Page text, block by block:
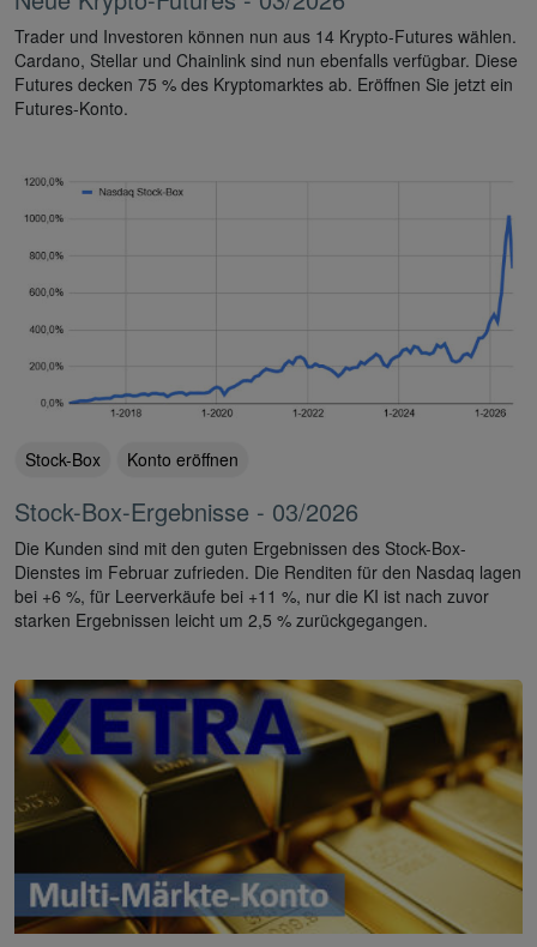
Trader und Investoren können nun aus 14 Krypto-Futures wählen.
Cardano, Stellar und Chainlink sind nun ebenfalls verfügbar. Diese
Futures decken 75 % des Kryptomarktes ab. Eröffnen Sie jetzt ein
Futures-Konto.
Stock-Box Konto eröffnen
Stock-Box-Ergebnisse - 03/2026
Die Kunden sind mit den guten Ergebnissen des Stock-Box-
Dienstes im Februar zufrieden. Die Renditen für den Nasdaq lagen
bei +6 %, für Leerverkäufe bei +11 %, nur die KI ist nach zuvor
starken Ergebnissen leicht um 2,5 % zurückgegangen.